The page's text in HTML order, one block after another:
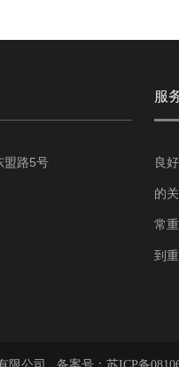
盟路5号
服
良
的
常
到